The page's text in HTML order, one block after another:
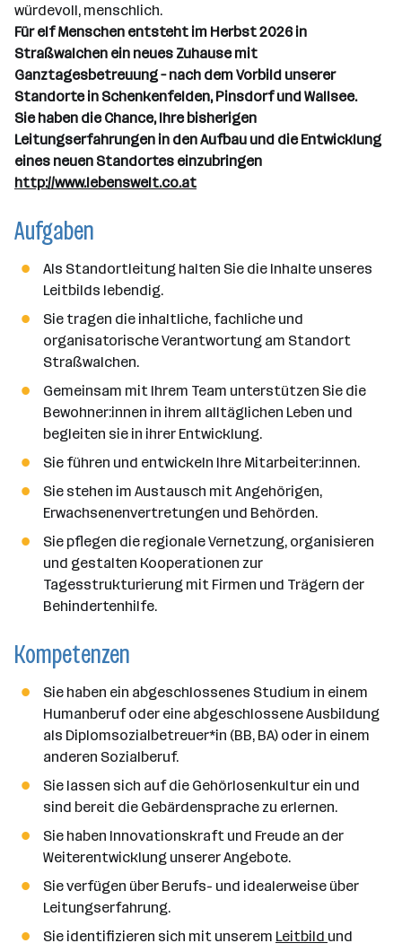
würdevoll, menschlich.
Für elf Menschen entsteht im Herbst 2026 in
Straßwalchen ein neues Zuhause mit
Ganztagesbetreuung – nach dem Vorbild unserer
Standorte in Schenkenfelden, Pinsdorf und Wallsee.
Sie haben die Chance, Ihre bisherigen
Leitungserfahrungen in den Aufbau und die Entwicklung
eines neuen Standortes einzubringen
http://www.lebenswelt.co.at
Aufgaben
Als Standortleitung halten Sie die Inhalte unseres
Leitbilds lebendig.
Sie tragen die inhaltliche, fachliche und
organisatorische Verantwortung am Standort
Straßwalchen.
Gemeinsam mit Ihrem Team unterstützen Sie die
Bewohner:innen in ihrem alltäglichen Leben und
begleiten sie in ihrer Entwicklung.
Sie führen und entwickeln Ihre Mitarbeiter:innen.
Sie stehen im Austausch mit Angehörigen,
Erwachsenenvertretungen und Behörden.
Sie pflegen die regionale Vernetzung, organisieren
und gestalten Kooperationen zur
Tagesstrukturierung mit Firmen und Trägern der
Behindertenhilfe.
Kompetenzen
Sie haben ein abgeschlossenes Studium in einem
Humanberuf oder eine abgeschlossene Ausbildung
als Diplomsozialbetreuer*in (BB, BA) oder in einem
anderen Sozialberuf.
Sie lassen sich auf die Gehörlosenkultur ein und
sind bereit die Gebärdensprache zu erlernen.
Sie haben Innovationskraft und Freude an der
Weiterentwicklung unserer Angebote.
Sie verfügen über Berufs- und idealerweise über
Leitungserfahrung.
Sie identifizieren sich mit unserem Leitbild und